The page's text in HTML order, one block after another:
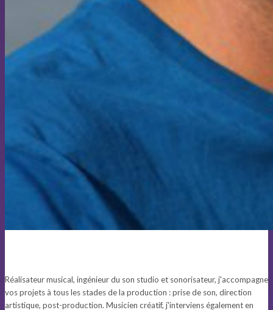
Réalisateur musical, ingénieur du son studio et sonorisateur, j'accompagne
vos projets à tous les stades de la production : prise de son, direction
artistique, post-production. Musicien créatif, j'interviens également en